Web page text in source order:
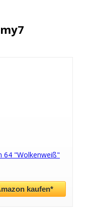
64 "Wolkenweiß"
kaufen*